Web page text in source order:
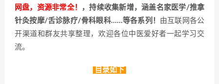
网盘，资源非常全！
，持续收集新增，涵盖名家医学/推拿
针灸按摩/舌诊脉疗/骨科眼科……等各系列！ 由互联网各公
开渠道和群友共享整理，欢迎各位中医爱好者一起学习交
流。
目录如下